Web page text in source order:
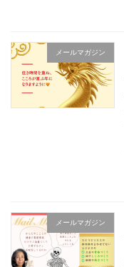
メールマガジン
メールマガジン